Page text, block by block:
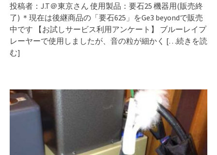
投稿者：J.T＠東京さん 使用製品：要石25 機器用(販売終
了) ＊現在は後継商品の「要石625」をGe3 beyondで販売
中です 【お試しサービス利用アンケート】 ブルーレイプ
レーヤーで使用しましたが、音の粒が細かく […続きを読
む]